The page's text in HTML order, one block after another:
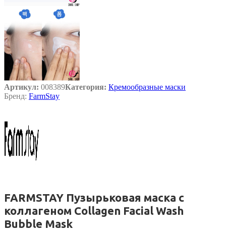
Артикул: 008389Категория: Кремообразные маски
Бренд: FarmStay
FARMSTAY Пузырьковая маска с
коллагеном Collagen Facial Wash
Bubble Mask